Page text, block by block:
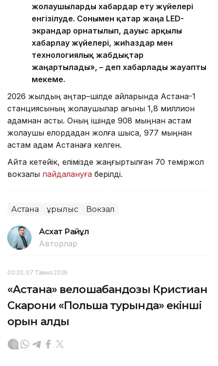
жолаушыларды хабардар ету жүйелері
енгізілуде. Сонымен қатар жаңа LED-
экрандар орнатылып, дауыс арқылы
хабарлау жүйелері, жиһаздар мен
технологиялық жабдықтар
жаңартылады», – деп хабарлады жауапты
мекеме.
2026 жылдың қаңтар–шілде айларында Астана-1
станциясының жолаушылар ағыны 1,8 миллион
адамнан асты. Оның ішінде 908 мыңнан астам
жолаушы елордадан жолға шықса, 977 мыңнан
астам адам Астанаға келген.
Айта кетейік, елімізде жаңғыртылған 70 теміржол
вокзалы пайдалануға берілді.
Астана Құрылыс Вокзал
Асхат Райқұл
Авторлар
00:20, 07 Тамыз 2026
«Астана» велошабандозы Кристиан
Скарони «Польша турында» екінші
орын алды